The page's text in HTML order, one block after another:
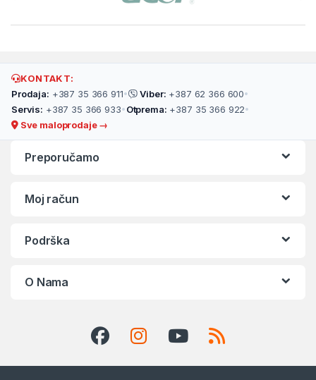
KONTAKT:
Prodaja: +387 35 366 911• Viber: +387 62 366 600•
Servis: +387 35 366 933• Otprema: +387 35 366 922•
Sve maloprodaje →
Preporučamo
Moj račun
Podrška
O Nama